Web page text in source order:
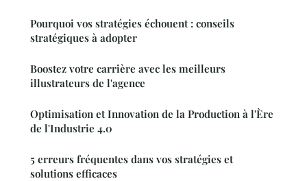
Pourquoi vos stratégies échouent : conseils
stratégiques à adopter
Boostez votre carrière avec les meilleurs
illustrateurs de l'agence
Optimisation et Innovation de la Production à l'Ère
de l'Industrie 4.0
5 erreurs fréquentes dans vos stratégies et
solutions efficaces